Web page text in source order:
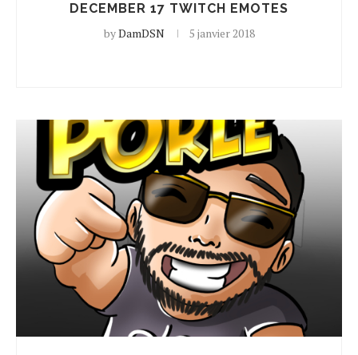
DECEMBER 17 TWITCH EMOTES
byDamDSN 5 janvier 2018